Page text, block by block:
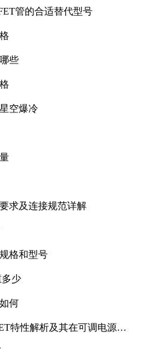
管的合适替代型号
些
空爆冷
求及连接规范详解
格和型号
多少
何
特性解析及其在可调电源设